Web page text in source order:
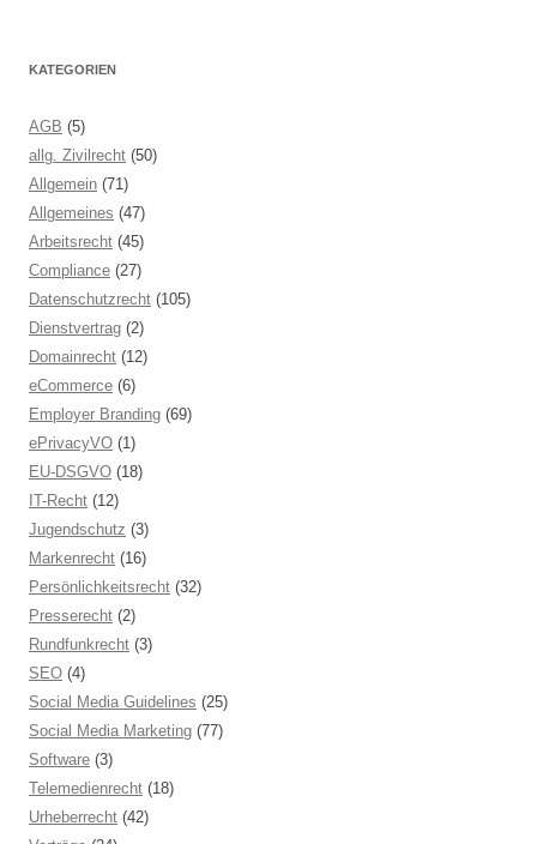
KATEGORIEN
AGB (5)
allg. Zivilrecht (50)
Allgemein (71)
Allgemeines (47)
Arbeitsrecht (45)
Compliance (27)
Datenschutzrecht (105)
Dienstvertrag (2)
Domainrecht (12)
eCommerce (6)
Employer Branding (69)
ePrivacyVO (1)
EU-DSGVO (18)
IT-Recht (12)
Jugendschutz (3)
Markenrecht (16)
Persönlichkeitsrecht (32)
Presserecht (2)
Rundfunkrecht (3)
SEO (4)
Social Media Guidelines (25)
Social Media Marketing (77)
Software (3)
Telemedienrecht (18)
Urheberrecht (42)